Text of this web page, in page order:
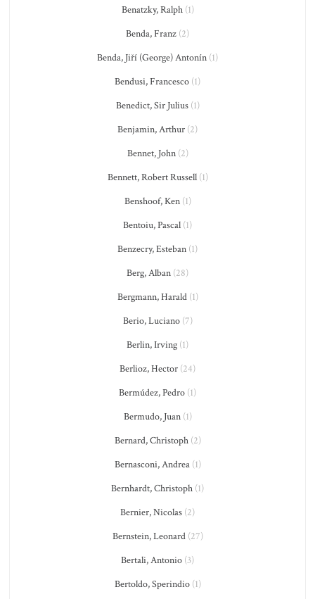
Benatzky, Ralph(1)
Benda, Franz (2)
Benda, Jiří (George) Antonín (1)
Bendusi, Francesco (1)
Benedict, Sir Julius(1)
Benjamin, Arthur (2)
Bennet, John(2)
Bennett, Robert Russell(1)
Benshoof, Ken(1)
Bentoiu, Pascal (1)
Benzecry, Esteban (1)
Berg, Alban (28)
Bergmann, Harald(1)
Berio, Luciano(7)
Berlin, Irving (1)
Berlioz, Hector (24)
Bermúdez, Pedro (1)
Bermudo, Juan(1)
Bernard, Christoph(2)
Bernasconi, Andrea(1)
Bernhardt, Christoph (1)
Bernier, Nicolas (2)
Bernstein, Leonard(27)
Bertali, Antonio (3)
Bertoldo, Sperindio(1)